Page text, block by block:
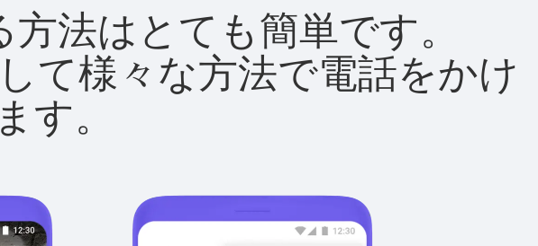
法はとても簡単です。
て様々な方法で電話をかけ
す。